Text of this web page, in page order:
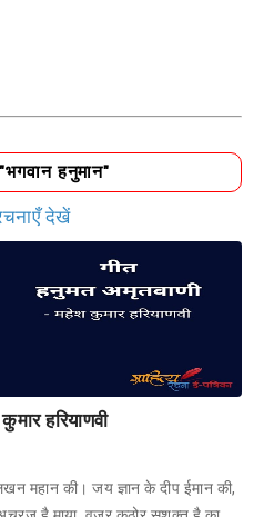
"भगवान हनुमान"
देखें
हरियाणवी
महान की। जय ज्ञान के दीप ईमान की,